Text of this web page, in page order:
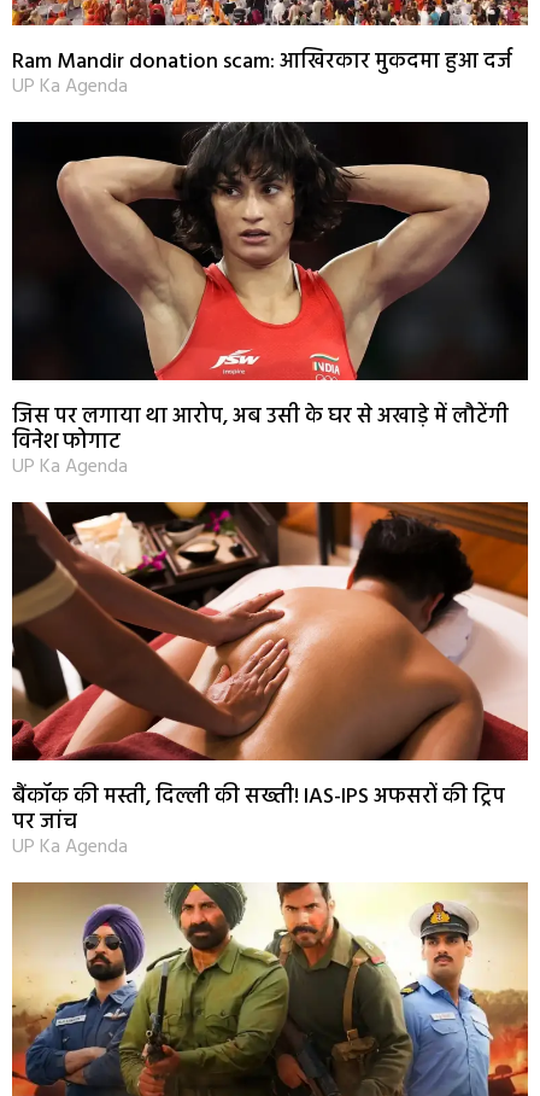
Ram Mandir donation scam: आखिरकार मुकदमा हुआ दर्ज
UP Ka Agenda
जिस पर लगाया था आरोप, अब उसी के घर से अखाड़े में लौटेंगी
विनेश फोगाट
UP Ka Agenda
बैंकॉक की मस्ती, दिल्ली की सख्ती! IAS-IPS अफसरों की ट्रिप
पर जांच
UP Ka Agenda